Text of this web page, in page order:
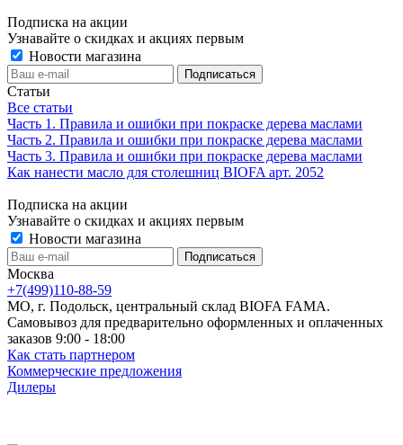
Подписка на акции
Узнавайте о скидках и акциях первым
Новости магазина
Статьи
Все статьи
Часть 1. Правила и ошибки при покраске дерева маслами
Часть 2. Правила и ошибки при покраске дерева маслами
Часть 3. Правила и ошибки при покраске дерева маслами
Как нанести масло для столешниц BIOFA арт. 2052
Подписка на акции
Узнавайте о скидках и акциях первым
Новости магазина
Москва
+7(499)110-88-59
МО, г. Подольск, центральный склад BIOFA FAMA.
Самовывоз для предварительно оформленных и оплаченных
заказов 9:00 - 18:00
Как стать партнером
Коммерческие предложения
Дилеры